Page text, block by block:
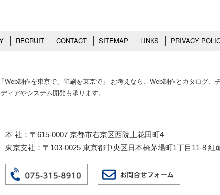
RECRUIT CONTACT SITEMAP LINKS PRIVACY
Web制作を東京で、印刷を東京で」 お考えなら、Web制作とカタログ
ィアやシステム開発も承ります。
本 社：〒615-0007 京都市右京区西院上花田町4
東京支社：〒103-0025 東京都中央区日本橋茅場町1丁目11-8 紅